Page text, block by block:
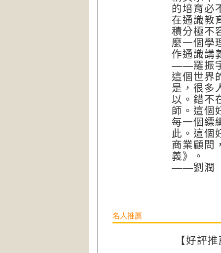
的培育必
在通識教
積分極不
麼一個學
作通識講
——羅振
這個世界
是，很多
以。錯不
師。這個
每一個縹
此。這個
商業顧問
義》。
——劉潤
名人推薦
【好評